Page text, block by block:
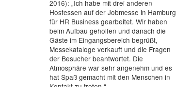
2016): „Ich habe mit drei anderen
Hostessen auf der Jobmesse in Hamburg
für HR Business gearbeitet. Wir haben
beim Aufbau geholfen und danach die
Gäste im Eingangsbereich begrüßt,
Messekataloge verkauft und die Fragen
der Besucher beantwortet. Die
Atmosphäre war sehr angenehm und es
hat Spaß gemacht mit den Menschen in
Kontakt zu treten.“